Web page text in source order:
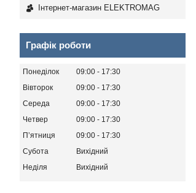
Інтернет-магазин ELEKTROMAG
Графік роботи
Понеділок 09:00
17:30
Вівторок
09:00
17:30
Середа
09:00
17:30
Четвер
09:00
17:30
Пʼятниця
09:00
17:30
Субота
Вихідний
Неділя
Вихідний